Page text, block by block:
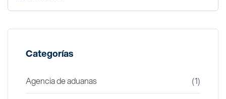
Categorías
Agencia de aduanas (1)